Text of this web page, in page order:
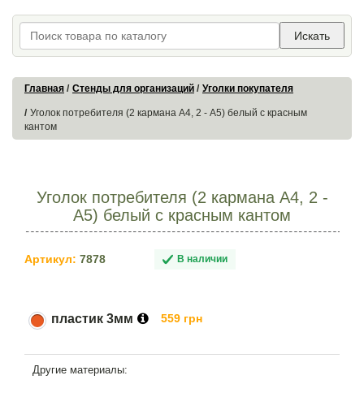
Искать
Главная Стенды для организаций Уголки покупателя
Уголок потребителя (2 кармана А4, 2 - А5) белый с красным
кантом
Уголок потребителя (2 кармана А4, 2 -
А5) белый с красным кантом
Артикул: 7878 В наличии
пластик 3мм 559 грн